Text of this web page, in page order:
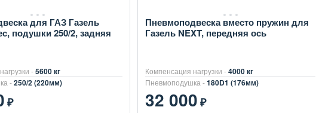
для ГАЗ Газель
подушки 250/2, задняя
-5600 кг
-250/2 (220мм)
₽
Пневмоподвеска вместо пружин для
Газель NEXT, передняя ось
Компенсация нагрузки -4000 кг
Пневмоподушка -180D1 (176мм)
32 000₽